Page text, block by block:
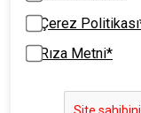
Çerez
Rıza Metni*